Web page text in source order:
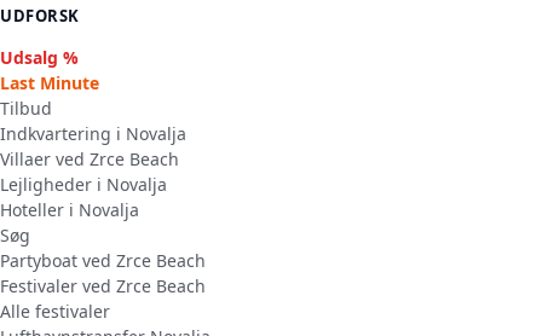
UDFORSK
Udsalg %
Last Minute
Tilbud
Indkvartering i Novalja
Villaer ved Zrce Beach
Lejligheder i Novalja
Hoteller i Novalja
Søg
Partyboat ved Zrce Beach
Festivaler ved Zrce Beach
Alle festivaler